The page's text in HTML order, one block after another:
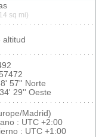
sq mi)
altitud
57'' Norte
29'' Oeste
Madrid)
: UTC +2:00
: UTC +1:00